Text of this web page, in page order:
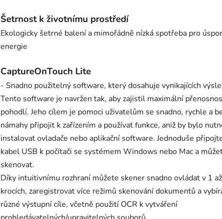
Šetrnost k životnímu prostředí
Ekologicky šetrné balení a mimořádně nízká spotřeba pro
energie
CaptureOnTouch Lite
- Snadno použitelný software, který dosahuje vynikajících
Tento software je navržen tak, aby zajistil maximální
pohodlí. Jeho cílem je pomoci uživatelům se snadno, rychle a
námahy připojit k zařízením a používat funkce, aniž by bylo
instalovat ovladače nebo aplikační software. Jednoduše
kabel USB k počítači se systémem Windows nebo Mac a
skenovat.
Díky intuitivnímu rozhraní můžete skener snadno ovládat v 1
krocích, zaregistrovat více režimů skenování dokumentů a
různé výstupní cíle, včetně použití OCR k vytváření